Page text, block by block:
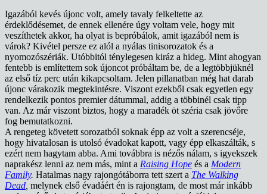
Igazából kevés újonc volt, amely tavaly felkeltette az
érdeklődésemet, de ennek ellenére úgy voltam vele, hogy mit
veszíthetek akkor, ha olyat is bepróbálok, amit igazából nem is
várok? Kivétel persze ez alól a nyálas tinisorozatok és a
nyomozószériák. Utóbbitól ténylegesen kiráz a hideg. Mint ahogyan
fentebb is említettem sok újoncot próbáltam be, de a legtöbbjüknél
az első tíz perc után kikapcsoltam. Jelen pillanatban még hat darab
újonc várakozik megtekintésre. Viszont ezekből csak egyetlen egy
rendelkezik pontos premier dátummal, addig a többinél csak tipp
van. Az már viszont biztos, hogy a maradék öt széria csak jövőre
fog bemutatkozni.
A rengeteg követett sorozatból soknak épp az volt a szerencséje,
hogy hivatalosan is utolsó évadokat kapott, vagy épp elkaszálták, s
ezért nem hagytam abba. Ami továbbra is nézős nálam, s igyekszek
naprakész lenni az nem más, mint a Raising Hope és a Modern
Family. Hatalmas nagy rajongótáborra tett szert a The Walking
Dead melynek első évadáért én is rajongtam, de most már inkább